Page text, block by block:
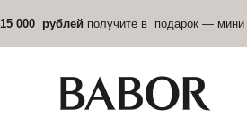
15 000 рублей получите в подарок — мини